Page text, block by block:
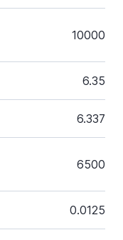
10000
6.35
6.337
6500
0.0125